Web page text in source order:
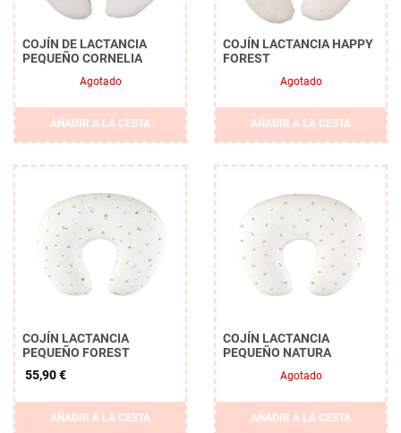
COJÍN DE LACTANCIA
PEQUEÑO CORNELIA
Agotado
AÑADIR A LA CESTA
COJÍN LACTANCIA HAPPY
FOREST
Agotado
AÑADIR A LA CESTA
COJÍN LACTANCIA
PEQUEÑO FOREST
55,90 €
AÑADIR A LA CESTA
COJÍN LACTANCIA
PEQUEÑO NATURA
Agotado
AÑADIR A LA CESTA